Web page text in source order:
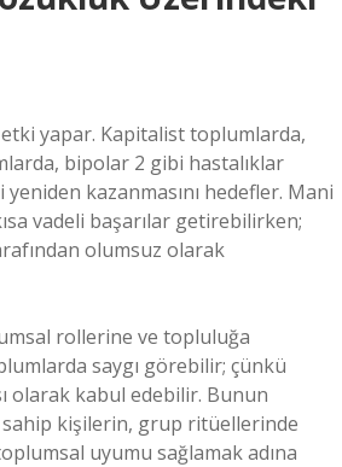
yapar. Kapitalist toplumlarda,
bipolar 2 gibi hastalıklar
kazanmasını hedefler. Mani
vadeli başarılar getirebilirken;
olumsuz olarak
rollerine ve topluluğa
saygı görebilir; çünkü
olarak kabul edebilir. Bunun
kişilerin, grup ritüellerinde
uyumu sağlamak adına